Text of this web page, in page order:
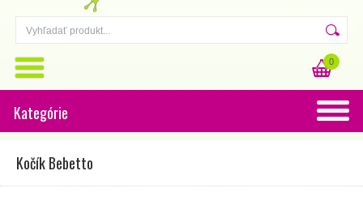
0
Kategórie
Kočík Bebetto